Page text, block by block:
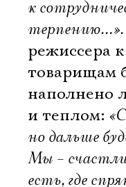
к
терпению…».
режиссера
товарищам
наполнено
и теплом:
но дальше
Мы –
есть, где